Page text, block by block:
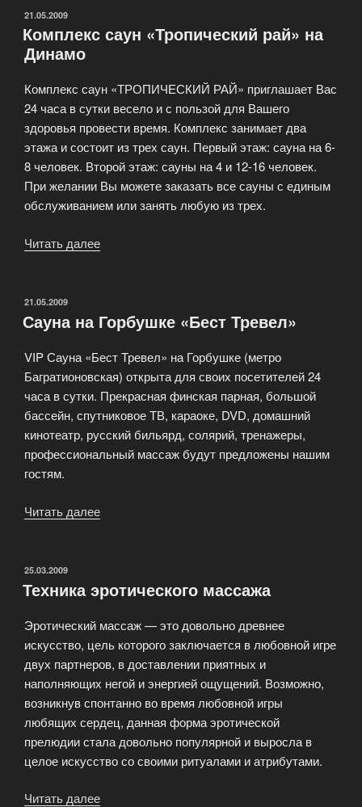
подарока!»
ОПУБЛИКОВАНО
21.05.2009
Комплекс саун «Тропический рай» на
Динамо
Комплекс саун «ТРОПИЧЕСКИЙ РАЙ» приглашает Вас
24 часа в сутки весело и с пользой для Вашего
здоровья провести время. Комплекс занимает два
этажа и состоит из трех саун. Первый этаж: сауна на 6-
8 человек. Второй этаж: сауны на 4 и 12-16 человек.
При желании Вы можете заказать все сауны с единым
обслуживанием или занять любую из трех.
Читать далее
на
ОПУБЛИКОВАНО
21.05.2009
Сауна на Горбушке «Бест Тревел»
VIP Сауна «Бест Тревел» на Горбушке (метро
Багратионовская) открыта для своих посетителей 24
часа в сутки. Прекрасная финская парная, большой
бассейн, спутниковое ТВ, караоке, DVD, домашний
кинотеатр, русский бильярд, солярий, тренажеры,
профессиональный массаж будут предложены нашим
гостям.
Читать далее
Тревел»»
ОПУБЛИКОВАНО
25.03.2009
Техника эротического массажа
Эротический массаж — это довольно древнее
искусство, цель которого заключается в любовной игре
двух партнеров, в доставлении приятных и
наполняющих негой и энергией ощущений. Возможно,
возникнув спонтанно во время любовной игры
любящих сердец, данная форма эротической
прелюдии стала довольно популярной и выросла в
целое искусство со своими ритуалами и атрибутами.
Читать далее